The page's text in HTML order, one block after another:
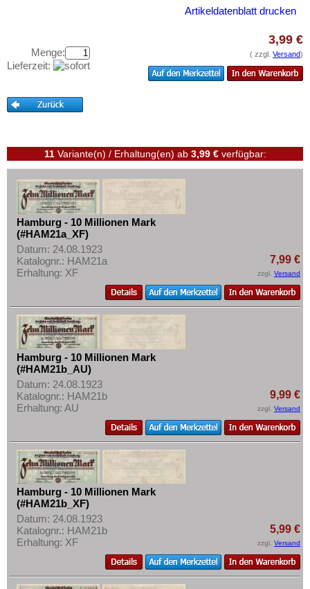
Wert- und Steuergutscheine (1933-1934)
Reichsbahn und Reichspost
Alt-Deutschland
Kriegsgefangenenlager
Deutsches Städtenotgeld
Kataloge
Aufbewahrung
Kontakt
Informationen
Preislisten
Ankauf
Erhaltungsgrade
Gratisbanknoten
Mehr über...
Zahlungsbedingungen
Privatsphäre und Datenschutz
Widerrufsbelehrung
Liefer- und Versandkosten
Impressum
Artikeldatenblatt drucken
Menge:
Lieferzeit:
3,99 €
( zzgl. Versand)
11Variante(n) / Erhaltung(en) ab 3,99 €verfügbar:
Hamburg - 10 Millionen Mark
(#HAM21a_XF)
Datum: 24.08.1923
Katalognr.: HAM21a
Erhaltung: XF
7,99 €
zzgl. Versand
Hamburg - 10 Millionen Mark
(#HAM21b_AU)
Datum: 24.08.1923
Katalognr.: HAM21b
Erhaltung: AU
9,99 €
zzgl. Versand
Hamburg - 10 Millionen Mark
(#HAM21b_XF)
Datum: 24.08.1923
Katalognr.: HAM21b
Erhaltung: XF
5,99 €
zzgl. Versand